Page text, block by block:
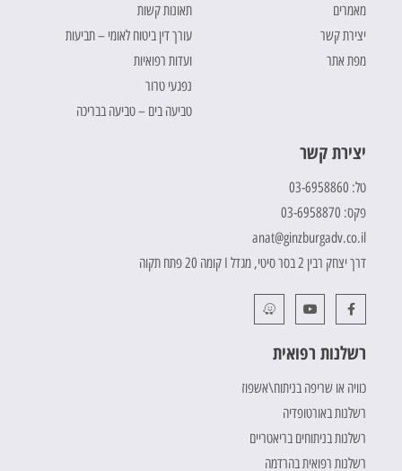
מאמרים
יצירת קשר
מפת אתר
תאונות קשות
עורך דין ביטוח לאומי – תביעות
ועדות רפואיות
נפגעי טרור
טביעה בים – טביעה בבריכה
יצירת קשר
טל: 03-6958860
פקס: 03-6958870
anat@ginzburgadv.co.il
דרך יצחק רבין 2 בסר סיטי, מגדל I קומה 20 פתח תקוה
רשלנות רפואית
כוויה או שריפה בניתוח\אשפוז
רשלנות באורטופדיה
רשלנות בניתוחים בריאטריים
רשלנות רפואית בהרדמה